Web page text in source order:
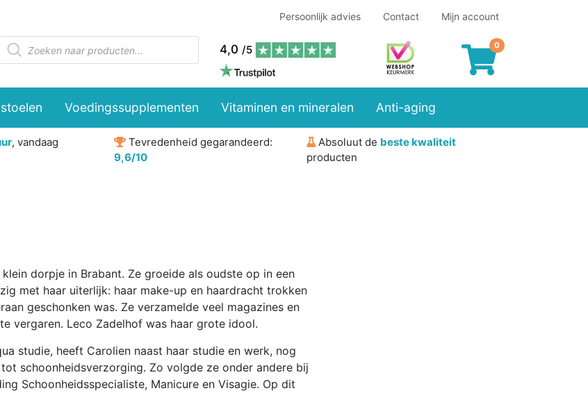
Persoonlijk advies Contact Mijn account
Producten
zoeken
4,0 /5
Voedingssupplementen Vitaminen en mineralen Anti-aging
, vandaag
Tevredenheid gegarandeerd:
9,6/10
Absoluut de beste kwaliteit
producten
dorpje in Brabant. Ze groeide als oudste op in een
met haar uiterlijk: haar make-up en haardracht trokken
geschonken was. Ze verzamelde veel magazines en
vergaren. Leco Zadelhof was haar grote idool.
studie, heeft Carolien naast haar studie en werk, nog
schoonheidsverzorging. Zo volgde ze onder andere bij
Schoonheidsspecialiste, Manicure en Visagie. Op dit